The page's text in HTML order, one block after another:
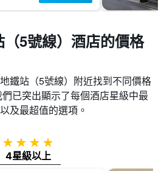
5號線）酒店的價格
鐵站（5號線）​附近找到不同價格
已突出顯示了每個酒店星級中最
及最超值的選項。
4星級
4星級以上